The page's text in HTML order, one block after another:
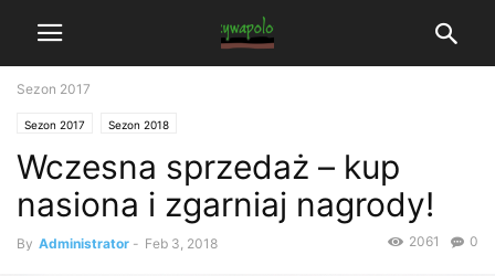
Sezon 2017
Sezon 2017 Sezon 2018
Wczesna sprzedaż – kup
nasiona i zgarniaj nagrody!
By Administrator - Feb 3, 2018 0
2061